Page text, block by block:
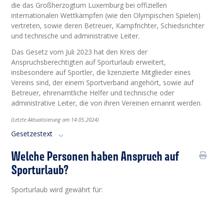
die das Großherzogtum Luxemburg bei offiziellen
internationalen Wettkämpfen (wie den Olympischen Spielen)
vertreten, sowie deren Betreuer, Kampfrichter, Schiedsrichter
und technische und administrative Leiter.
Das Gesetz vom Juli 2023 hat den Kreis der
Anspruchsberechtigten auf Sporturlaub erweitert,
insbesondere auf Sportler, die lizenzierte Mitglieder eines
Vereins sind, der einem Sportverband angehört, sowie auf
Betreuer, ehrenamtliche Helfer und technische oder
administrative Leiter, die von ihren Vereinen ernannt werden.
(Letzte Aktualisierung am 14.05.2024)
Gesetzestext
Welche Personen haben Anspruch auf
Sporturlaub?
Sporturlaub wird gewährt für: